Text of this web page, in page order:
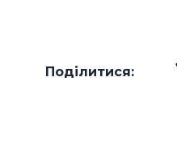
Поділитися: